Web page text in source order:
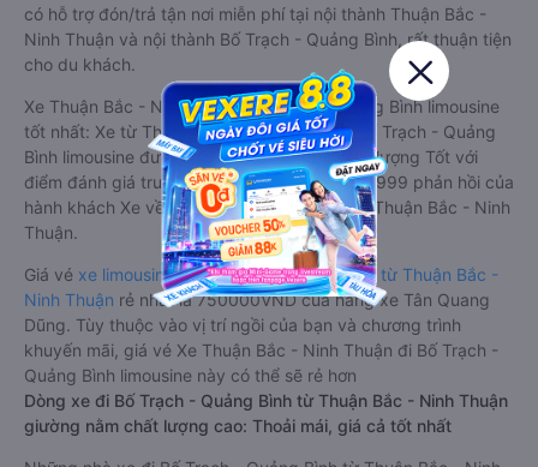
có hỗ trợ đón/trả tận nơi miễn phí tại nội thành Thuận Bắc -
Ninh Thuận và nội thành Bố Trạch - Quảng Bình, rất thuận tiện
cho du khách.
Xe Thuận Bắc - Ninh Thuận Bố Trạch - Quảng Bình limousine
tốt nhất: Xe từ Thuận Bắc - Ninh Thuận đi Bố Trạch - Quảng
Bình limousine được đánh giá chung có chất lượng Tốt với
điểm đánh giá trung bình từ 3.7/5 dựa trên 2999 phản hồi của
hành khách Xe về Bố Trạch - Quảng Bình từ Thuận Bắc - Ninh
Thuận.
Giá vé xe limousine đi Bố Trạch - Quảng Bình từ Thuận Bắc -
Ninh Thuận rẻ nhất là 750000VND của hãng xe Tân Quang
Dũng. Tùy thuộc vào vị trí ngồi của bạn và chương trình
khuyến mãi, giá vé Xe Thuận Bắc - Ninh Thuận đi Bố Trạch -
Quảng Bình limousine này có thể sẽ rẻ hơn
Dòng xe đi Bố Trạch - Quảng Bình từ Thuận Bắc - Ninh Thuận
giường nằm chất lượng cao: Thoải mái, giá cả tốt nhất